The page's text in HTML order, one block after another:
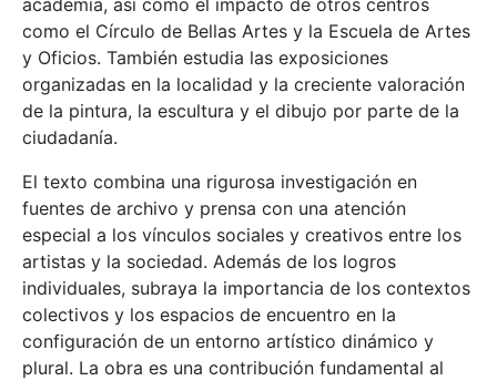
academia, así como el impacto de otros centros
como el Círculo de Bellas Artes y la Escuela de Artes
y Oficios. También estudia las exposiciones
organizadas en la localidad y la creciente valoración
de la pintura, la escultura y el dibujo por parte de la
ciudadanía.
El texto combina una rigurosa investigación en
fuentes de archivo y prensa con una atención
especial a los vínculos sociales y creativos entre los
artistas y la sociedad. Además de los logros
individuales, subraya la importancia de los contextos
colectivos y los espacios de encuentro en la
configuración de un entorno artístico dinámico y
plural. La obra es una contribución fundamental al